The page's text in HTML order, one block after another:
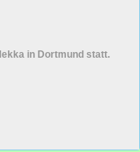
in Dortmund statt.